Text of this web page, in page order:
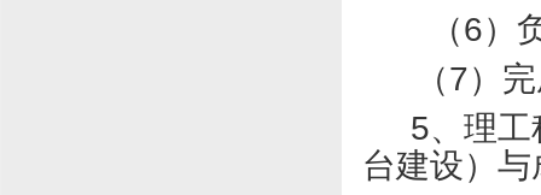
（6）
（7）
5、理
台建设）